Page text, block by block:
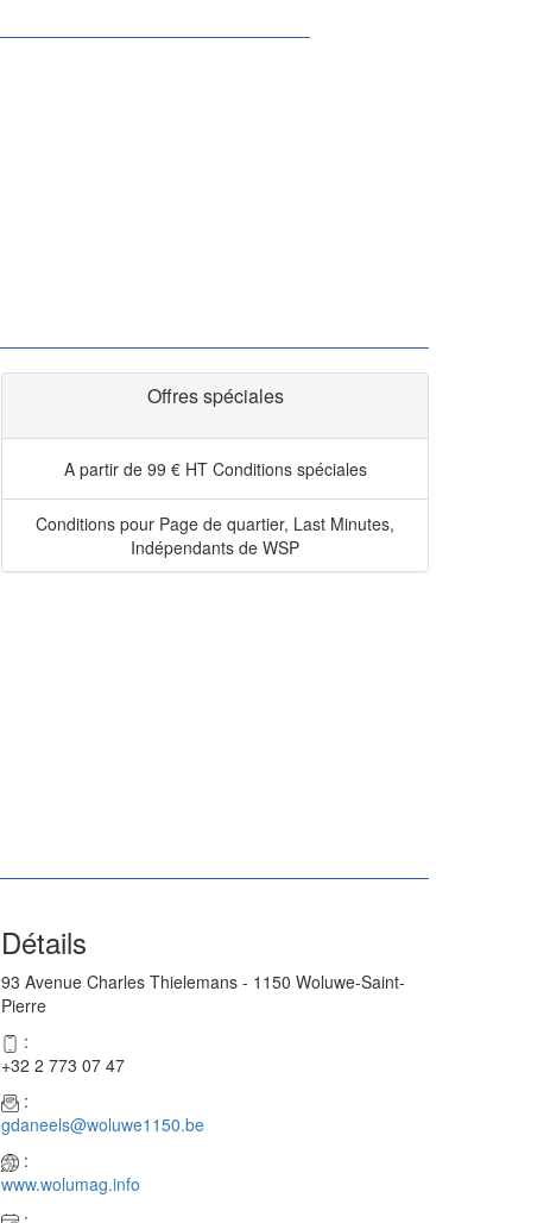
Offres spéciales
A partir de 99 € HT Conditions spéciales
Conditions pour Page de quartier, Last Minutes,
Indépendants de WSP
Détails
93 Avenue Charles Thielemans - 1150 Woluwe-Saint-
Pierre
:
+32 2 773 07 47
:
gdaneels@woluwe1150.be
:
www.wolumag.info